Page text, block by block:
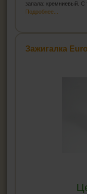
запала: кремниевый. С
Подробнее...
Зажигалка